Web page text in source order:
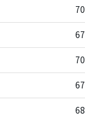
70
67
70
67
68